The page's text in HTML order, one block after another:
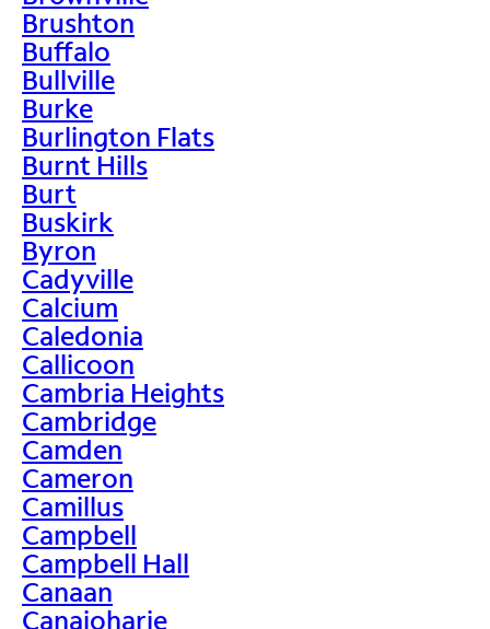
Brushton
Buffalo
Bullville
Burke
Burlington Flats
Burnt Hills
Burt
Buskirk
Byron
Cadyville
Calcium
Caledonia
Callicoon
Cambria Heights
Cambridge
Camden
Cameron
Camillus
Campbell
Campbell Hall
Canaan
Canajoharie